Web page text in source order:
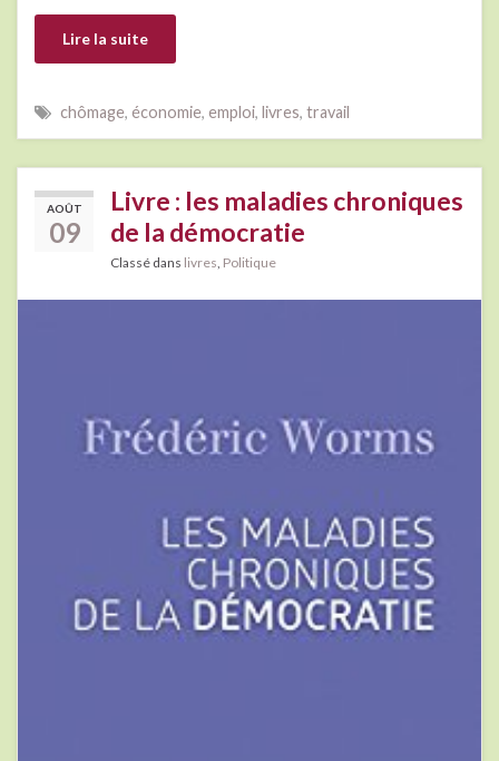
Lire la suite
chômage, économie, emploi, livres, travail
AOÛT
09
Livre : les maladies chroniques
de la démocratie
Classé dans livres Politique